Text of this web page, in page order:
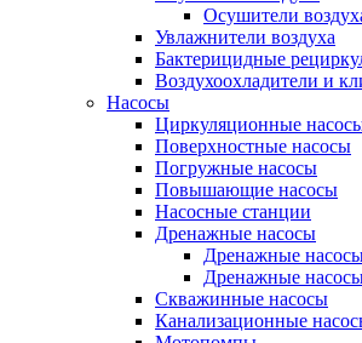
Осушители
Увлажнители воздуха
Бактерицидные
Воздухоохладители и
Насосы
Циркуляционные
Поверхностные насосы
Погружные насосы
Повышающие насосы
Насосные станции
Дренажные насосы
Дренажные
Дренажные
Скважинные насосы
Канализационные